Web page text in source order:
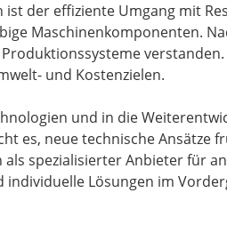
der effiziente Umgang mit
Maschinenkomponenten.
und Kostenzielen.
und in die
es, neue technische Ansätze
spezialisierter Anbieter für
individuelle Lösungen im